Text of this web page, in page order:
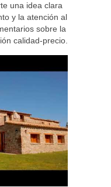
una idea clara
y la atención al
sobre la
calidad-precio.